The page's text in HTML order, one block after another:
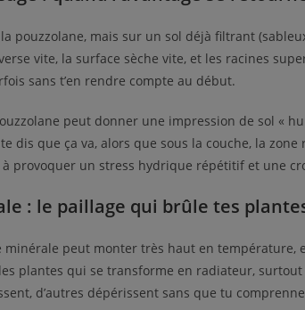
pouzzolane, mais sur un sol déjà filtrant
vite, la surface sèche vite, et les racines
sans t’en rendre compte au début.
peut donner une impression de sol «
dis que ça va, alors que sous la couche, la
à provoquer un stress hydrique répétitif et une
: le paillage qui brûle tes
minérale peut monter très haut en température,
plantes qui se transforme en radiateur,
d’autres dépérissent sans que tu